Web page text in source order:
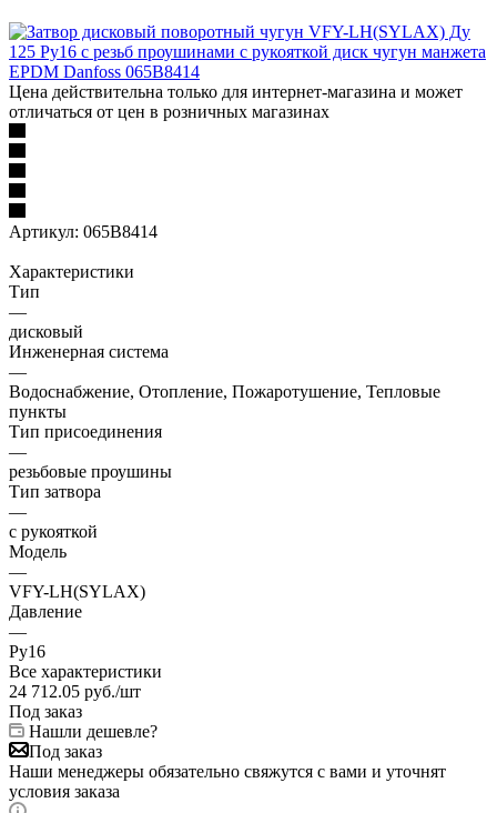
Цена действительна только для интернет-магазина и может
отличаться от цен в розничных магазинах
Артикул: 065B8414
Характеристики
Тип
—
дисковый
Инженерная система
—
Водоснабжение, Отопление, Пожаротушение, Тепловые
пункты
Тип присоединения
—
резьбовые проушины
Тип затвора
—
с рукояткой
Модель
—
VFY-LH(SYLAX)
Давление
—
Ру16
Все характеристики
24 712.05 руб./шт
Под заказ
Нашли дешевле?
Под заказ
Наши менеджеры обязательно свяжутся с вами и уточнят
условия заказа